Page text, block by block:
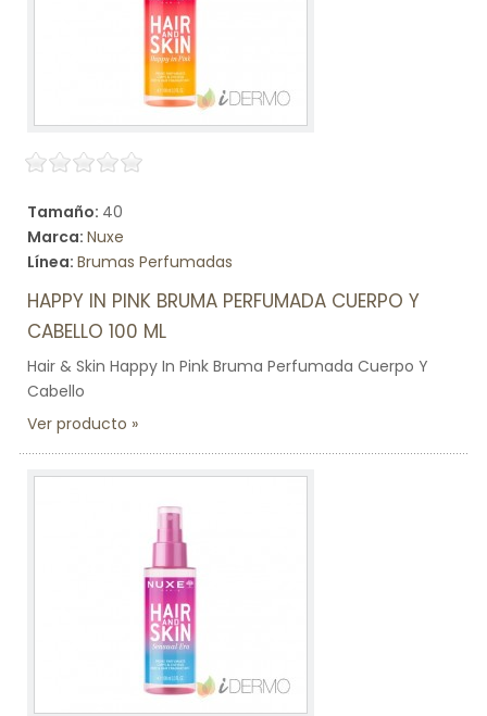
Tamaño: 40
Marca: Nuxe
Línea: Brumas Perfumadas
HAPPY IN PINK BRUMA PERFUMADA CUERPO Y
CABELLO 100 ML
Hair & Skin Happy In Pink Bruma Perfumada Cuerpo Y
Cabello
Ver producto